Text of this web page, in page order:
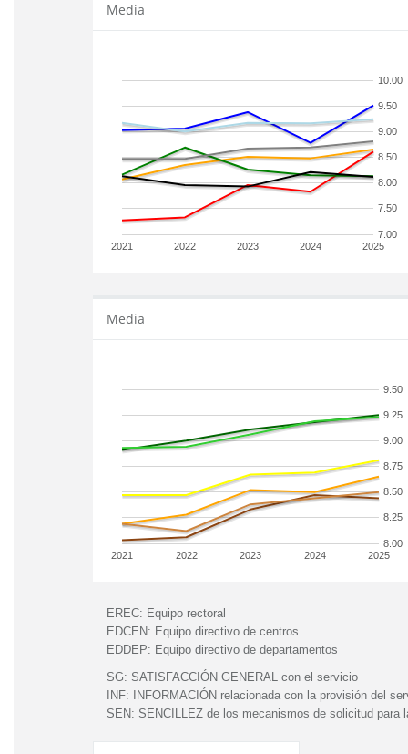
Media
2021 2022 2023 2024 2025
7.00
7.50
8.00
8.50
9.00
9.50
10.00
Media
2021 2022 2023 2024 2025
8.00
8.25
8.50
8.75
9.00
9.25
9.50
EREC: Equipo rectoral
EDCEN: Equipo directivo de centros
EDDEP: Equipo directivo de departamentos
SG: SATISFACCIÓN GENERAL con el servicio
INF:
INFORMACIÓN relacionada con la provisión del
SEN: SENCILLEZ de los mecanismos de solicitud para